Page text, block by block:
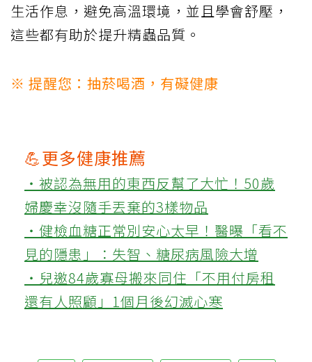
生活作息，避免高溫環境，並且學會舒壓，
這些都有助於提升精蟲品質。
※ 提醒您：抽菸喝酒，有礙健康
💪更多健康推薦
‧被認為無用的東西反幫了大忙！50歲
婦慶幸沒隨手丟棄的3樣物品
‧健檢血糖正常別安心太早！醫曝「看不
見的隱患」：失智、糖尿病風險大增
‧兒邀84歲寡母搬來同住「不用付房租
還有人照顧」1個月後幻滅心寒